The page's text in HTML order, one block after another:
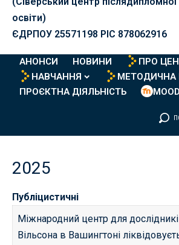
освіти)
ЄДРПОУ 25571198 PIC 878062916
АНОНСИ НОВИНИ
ПРО
НАВЧАННЯ
МЕТОДИЧНА
ПРОЄКТНА ДІЯЛЬНІСТЬ
2025
Публіцистичні
Міжнародний центр для
Вільсона в Вашингтоні